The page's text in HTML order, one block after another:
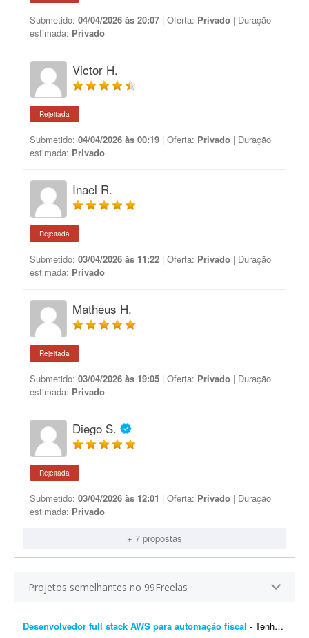
Submetido: 04/04/2026 às 20:07 | Oferta: Privado | Duração
estimada: Privado
Victor H.
Rejeitada
Submetido: 04/04/2026 às 00:19 | Oferta: Privado | Duração
estimada: Privado
Inael R.
Rejeitada
Submetido: 03/04/2026 às 11:22 | Oferta: Privado | Duração
estimada: Privado
Matheus H.
Rejeitada
Submetido: 03/04/2026 às 19:05 | Oferta: Privado | Duração
estimada: Privado
Diego S.
Rejeitada
Submetido: 03/04/2026 às 12:01 | Oferta: Privado | Duração
estimada: Privado
+ 7 propostas
Projetos semelhantes no 99Freelas
Desenvolvedor full stack AWS para automação fiscal - Tenho uma plataforma de automação fiscal rodando em AWS - ela pega os dados do sistema do cliente, calcula os impostos e emite a nota fiscal automaticamente. Preciso de alguém...